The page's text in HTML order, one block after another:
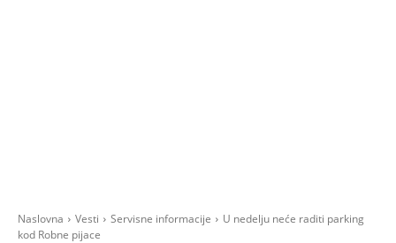
Naslovna Vesti Servisne informacije
U nedelju neće raditi parking
kod Robne pijace